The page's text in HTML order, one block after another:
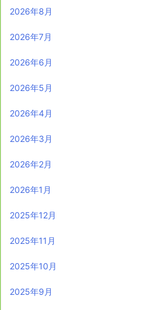
2026年8月
2026年7月
2026年6月
2026年5月
2026年4月
2026年3月
2026年2月
2026年1月
2025年12月
2025年11月
2025年10月
2025年9月